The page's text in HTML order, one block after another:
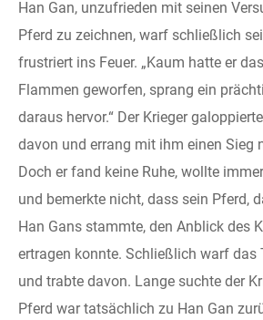
Han Gan, unzufrieden mit seinen
Pferd zu zeichnen, warf schließlich
frustriert ins Feuer. „Kaum hatte er
Flammen geworfen, sprang ein
daraus hervor.“ Der Krieger
davon und errang mit ihm einen Sieg
Doch er fand keine Ruhe, wollte
und bemerkte nicht, dass sein Pferd,
Han Gans stammte, den Anblick des
ertragen konnte. Schließlich warf das
und trabte davon. Lange suchte der
Pferd war tatsächlich zu Han Gan